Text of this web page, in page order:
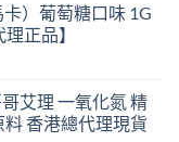
）葡萄糖口味 1G
正品】
艾理 一氧化氮 精
香港總代理現貨